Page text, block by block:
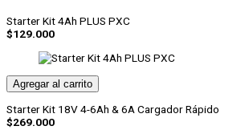
Li-
i-
cantidad
Starter Kit 4Ah PLUS PXC
$129.000
Agregar al carrito
Starter Kit 18V 4-6Ah & 6A Cargador Rápido
$269.000